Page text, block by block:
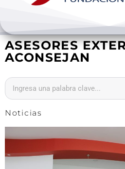
Internacionalización
Extension y desarrollo
ASESORES
ACONSEJAN
Noticias